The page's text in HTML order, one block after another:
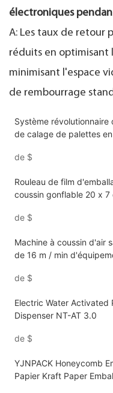
électroniques
A: Les taux de retour
réduits en optimisant
minimisant l'espace
de rembourrage
Système révolutionnaire
de calage de palettes
environnements
de $
Rouleau de film
coussin gonflable 20 x 7
de $
Machine à coussin d'air
de 16 m / min
de $
Electric Water Activated
Dispenser NT-AT 3.0
de $
YJNPACK Honeycomb
Papier Kraft Paper